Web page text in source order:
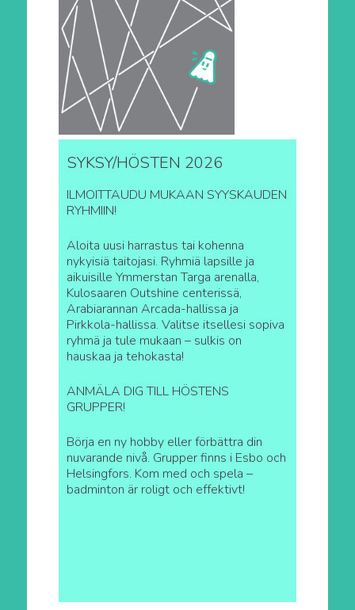
SYKSY/HÖSTEN 2026
ILMOITTAUDU MUKAAN SYYSKAUDEN
RYHMIIN!
Aloita uusi harrastus tai kohenna
nykyisiä taitojasi. Ryhmiä lapsille ja
aikuisille Ymmerstan Targa arenalla,
Kulosaaren Outshine centerissä,
Arabiarannan Arcada-hallissa ja
Pirkkola-hallissa. Valitse itsellesi sopiva
ryhmä ja tule mukaan – sulkis on
hauskaa ja tehokasta!
ANMÄLA DIG TILL HÖSTENS
GRUPPER!
Börja en ny hobby eller förbättra din
nuvarande nivå. Grupper finns i Esbo och
Helsingfors. Kom med och spela –
badminton är roligt och effektivt!